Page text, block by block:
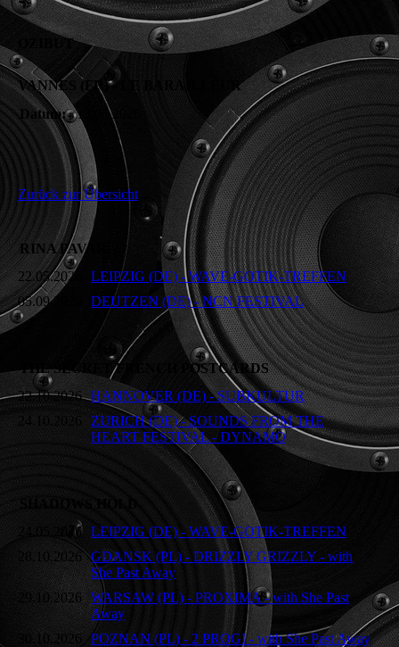
OZIBUT
VANNES (FR) - LE BARAILLEUR
Datum:
13.06.2026
Zurück zur Übersicht
RINA PAVAR
22.05.2026
LEIPZIG (DE) - WAVE-GOTIK-TREFFEN
05.09.2026
DEUTZEN (DE) - NCN FESTIVAL
THE SECRET FRENCH POSTCARDS
22.10.2026 HANNOVER (DE) - SUBKULTUR
24.10.2026
ZURICH (DE) - SOUNDS FROM THE
HEART FESTIVAL - DYNAMO
SHADOWS HOLD
24.05.2026 LEIPZIG (DE) - WAVE-GOTIK-TREFFEN
28.10.2026
GDANSK (PL) - DRIZZLY GRIZZLY - with
She Past Away
29.10.2026
WARSAW (PL) - PROXIMA - with She Past
Away
30.10.2026
POZNAN (PL) - 2 PROGI - with She Past Away